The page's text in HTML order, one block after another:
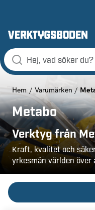
Hem Varumärken
Metabo
Verktyg från
Kraft, kvalitet och
yrkesmän världen över